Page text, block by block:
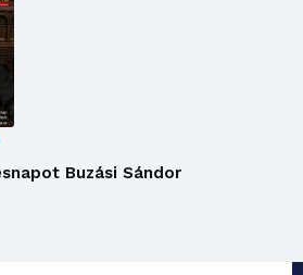
Buzási Sándor